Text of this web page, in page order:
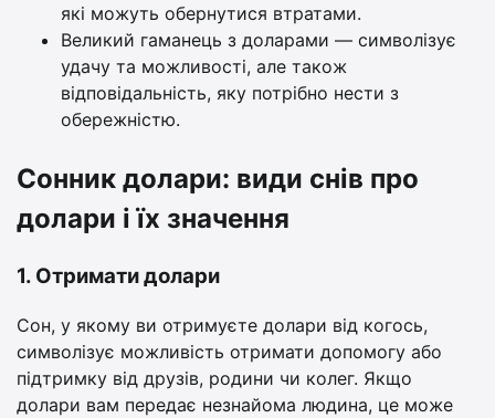
які можуть обернутися втратами.
Великий гаманець з доларами — символізує
удачу та можливості, але також
відповідальність, яку потрібно нести з
обережністю.
Сонник долари: види снів про
долари і їх значення
1. Отримати долари
Сон, у якому ви отримуєте долари від когось,
символізує можливість отримати допомогу або
підтримку від друзів, родини чи колег. Якщо
долари вам передає незнайома людина, це може